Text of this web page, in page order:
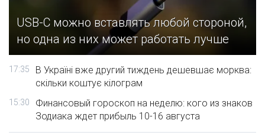
USB-C можно вставлять любой стороной,
но одна из них может работать лучше
17:35
В Україні вже другий тиждень дешевшає морква:
скільки коштує кілограм
15:30
Финансовый гороскоп на неделю: кого из знаков
Зодиака ждет прибыль 10-16 августа